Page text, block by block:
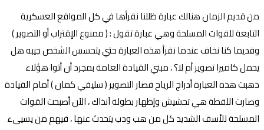
من قديم الزمان هنالك عبارة ظللنا نقرأها في كل المواقع العسكرية
التابعة للقوات المسلحة وهي عبارة تقول : ( ممنوع الإقتراب أو التصوير )
وقديما كنا نخاف عندما نقرأ هذه العبارة حتي يتحسس الشخص جيبه هل
يحمل كاميرا تصوير أم لا؟ ، مبني القيادة العامة بمجرد أن أتوا هؤلاء
ذهبت هذه العبارة أدراج الرياح فصار التصوير ( سليفي كمان ) أمام القيادة
وصارت اللقطة هي تحشيش وإظهار بطولة آنذاك ، الآن أصبحت القوات
المسلحة للأسف الشديد كل من هب ودب يتحدث عنها ، فيهم من يسيىء